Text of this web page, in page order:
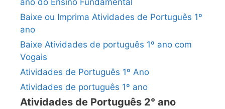
ano do Ensino Fundamental
Baixe ou Imprima Atividades de Português 1º
ano
Baixe Atividades de português 1º ano com
Vogais
Atividades de Português 1º Ano
Atividades de português 1º ano
Atividades de Português 2° ano